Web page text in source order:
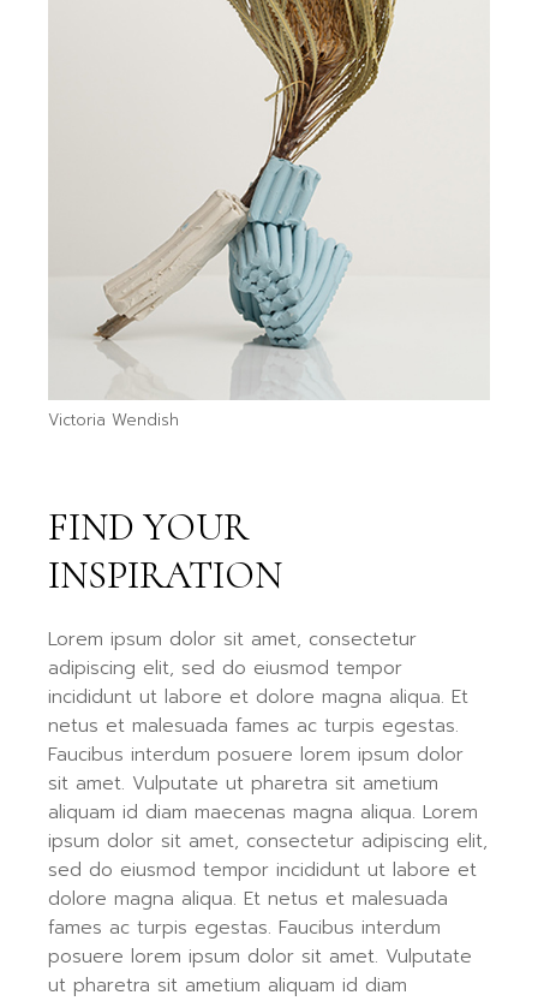
Victoria Wendish
FIND YOUR
INSPIRATION
Lorem ipsum dolor sit amet, consectetur
adipiscing elit, sed do eiusmod tempor
incididunt ut labore et dolore magna aliqua. Et
netus et malesuada fames ac turpis egestas.
Faucibus interdum posuere lorem ipsum dolor
sit amet. Vulputate ut pharetra sit ametium
aliquam id diam maecenas magna aliqua. Lorem
ipsum dolor sit amet, consectetur adipiscing elit,
sed do eiusmod tempor incididunt ut labore et
dolore magna aliqua. Et netus et malesuada
fames ac turpis egestas. Faucibus interdum
posuere lorem ipsum dolor sit amet. Vulputate
ut pharetra sit ametium aliquam id diam